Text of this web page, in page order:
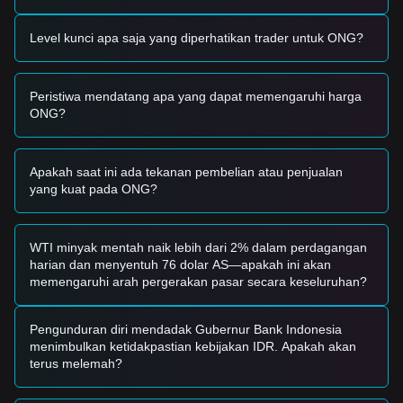
Zona Beli Potensial
• Jika harga ONG mendekati rentang
$0.3150 - $0.3200dan
menunjukkan tanda-tanda stabilisasi, hal tersebut dapat
menawarkan peluang beli jangka pendek.
volume perdagangan yang signifikan, hal tersebut akan
mengonfirmasi tren naik baru.
• Jika harga ONG jatuh di bawah$0.3100, pasar mungkin
memasuki fase koreksi jangka pendek, yang berpotensi
menguji zona likuiditas yang lebih rendah.
Strategi Beli
Berdasarkan struktur pasar saat ini, strategi berikut
disarankan:
Investor Konservatif
• Tunggu hingga harga ONG retracement ke level support
• Atau, tunggu breakout yang dikonfirmasi dan penutupan
candle di atas resistensi$0.3880sebelum mengikuti tren.
Investor Tren
• Jika harga menembus resistensi
adalah sekitar$0.4250.
Level kunci apa saja yang diperhatikan trader untuk ONG?
Peristiwa mendatang apa yang dapat memengaruhi harga
ONG?
Apakah saat ini ada tekanan pembelian atau penjualan
yang kuat pada ONG?
WTI minyak mentah naik lebih dari 2% dalam perdagangan
harian dan menyentuh 76 dolar AS—apakah ini akan
memengaruhi arah pergerakan pasar secara keseluruhan?
Pengunduran diri mendadak Gubernur Bank Indonesia
menimbulkan ketidakpastian kebijakan IDR. Apakah akan
terus melemah?